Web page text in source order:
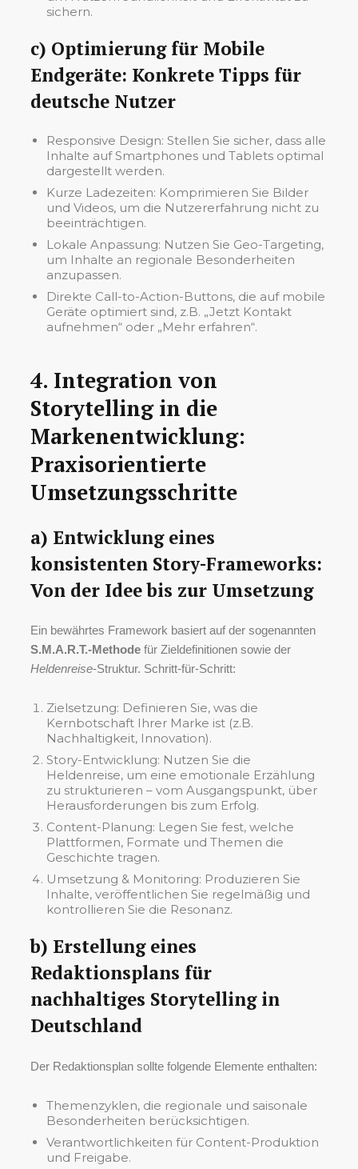
sichern.
c) Optimierung für Mobile
Endgeräte: Konkrete Tipps für
deutsche Nutzer
Responsive Design: Stellen Sie sicher, dass alle
Inhalte auf Smartphones und Tablets optimal
dargestellt werden.
Kurze Ladezeiten: Komprimieren Sie Bilder
und Videos, um die Nutzererfahrung nicht zu
beeinträchtigen.
Lokale Anpassung: Nutzen Sie Geo-Targeting,
um Inhalte an regionale Besonderheiten
anzupassen.
Direkte Call-to-Action-Buttons, die auf mobile
Geräte optimiert sind, z.B. „Jetzt Kontakt
aufnehmen“ oder „Mehr erfahren“.
4. Integration von
Storytelling in die
Markenentwicklung:
Praxisorientierte
Umsetzungsschritte
a) Entwicklung eines
konsistenten Story-Frameworks:
Von der Idee bis zur Umsetzung
Ein bewährtes Framework basiert auf der sogenannten
S.M.A.R.T.-Methode für Zieldefinitionen sowie der
Heldenreise-Struktur. Schritt-für-Schritt:
Zielsetzung: Definieren Sie, was die
Kernbotschaft Ihrer Marke ist (z.B.
Nachhaltigkeit, Innovation).
Story-Entwicklung: Nutzen Sie die
Heldenreise, um eine emotionale Erzählung
zu strukturieren – vom Ausgangspunkt, über
Herausforderungen bis zum Erfolg.
Content-Planung: Legen Sie fest, welche
Plattformen, Formate und Themen die
Geschichte tragen.
Umsetzung & Monitoring: Produzieren Sie
Inhalte, veröffentlichen Sie regelmäßig und
kontrollieren Sie die Resonanz.
b) Erstellung eines
Redaktionsplans für
nachhaltiges Storytelling in
Deutschland
Der Redaktionsplan sollte folgende Elemente enthalten:
Themenzyklen, die regionale und saisonale
Besonderheiten berücksichtigen.
Verantwortlichkeiten für Content-Produktion
und Freigabe.